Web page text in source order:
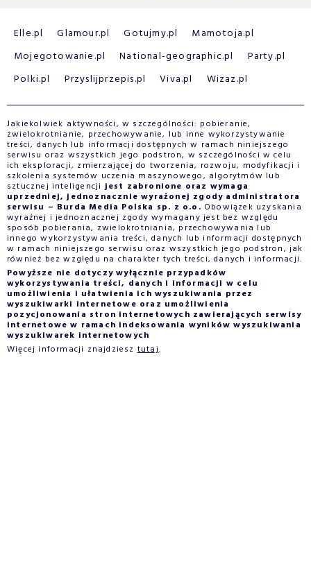
Elle.pl Glamour.pl Gotujmy.pl
Mamotoja.pl
Mojegotowanie.pl
National-geographic.pl
Party.pl
Polki.pl
Przyslijprzepis.pl Viva.pl Wizaz.pl
Jakiekolwiek aktywności, w szczególności: pobieranie,
zwielokrotnianie, przechowywanie, lub inne wykorzystywanie
treści, danych lub informacji dostępnych w ramach niniejszego
serwisu oraz wszystkich jego podstron, w szczególności w celu
ich eksploracji, zmierzającej do tworzenia, rozwoju, modyfikacji i
szkolenia systemów uczenia maszynowego, algorytmów lub
sztucznej inteligencjijest zabronione oraz wymaga
uprzedniej, jednoznacznie wyrażonej zgody administratora
serwisu – Burda Media Polska sp. z o.o. Obowiązek uzyskania
wyraźnej i jednoznacznej zgody wymagany jest bez względu
sposób pobierania, zwielokrotniania, przechowywania lub
innego wykorzystywania treści, danych lub informacji dostępnych
w ramach niniejszego serwisu oraz wszystkich jego podstron, jak
również bez względu na charakter tych treści, danych i informacji.
Powyższe nie dotyczy wyłącznie przypadków
wykorzystywania treści, danych i informacji w celu
umożliwienia i ułatwienia ich wyszukiwania przez
wyszukiwarki internetowe oraz umożliwienia
pozycjonowania stron internetowych zawierających serwisy
internetowe w ramach indeksowania wyników wyszukiwania
wyszukiwarek internetowych
Więcej informacji znajdziesztutaj.